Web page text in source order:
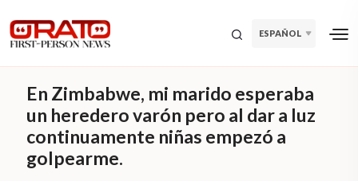
ESPAÑOL
En Zimbabwe, mi marido esperaba
un heredero varón pero al dar a luz
continuamente niñas empezó a
golpearme.